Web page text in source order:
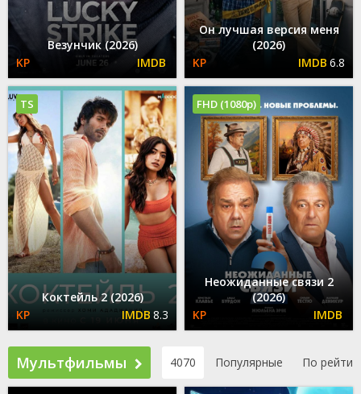
Везунчик (2026)
Он лучшая версия меня
(2026)
6.8
Коктейль 2 (2026)
8.3
TS
Неожиданные связи 2
(2026)
FHD (1080p)
Мультфильмы 4070 Популярные По